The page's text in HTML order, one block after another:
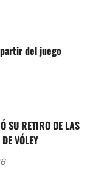
del juego
SU RETIRO DE LAS
VÓLEY